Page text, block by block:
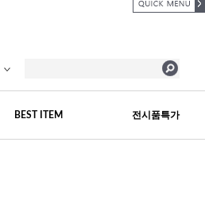
BEST ITEM 전시품특가